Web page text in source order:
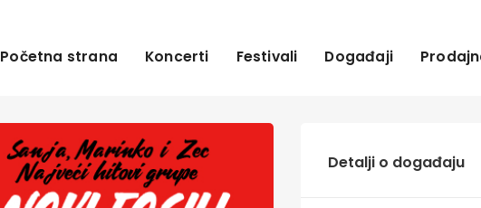
Početna strana Koncerti Festivali Događaji
Detalji o događaju